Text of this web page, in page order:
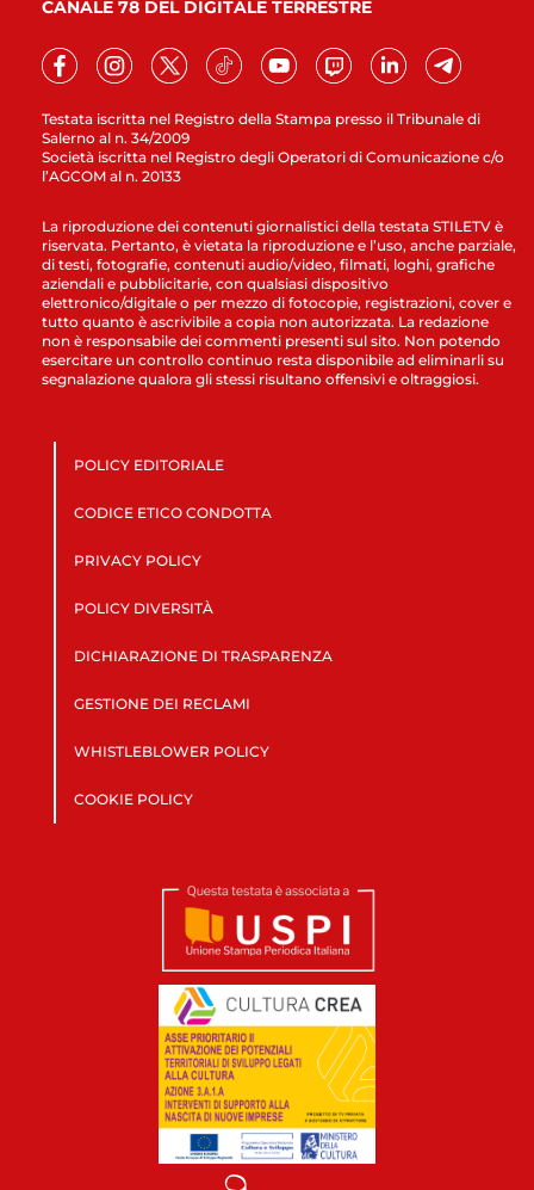
Testata iscritta nel Registro della Stampa presso il Tribunale di
Salerno al n. 34/2009
Società iscritta nel Registro degli Operatori di Comunicazione c/o
l’AGCOM al n. 20133
CANALE 78 DEL DIGITALE TERRESTRE
La riproduzione dei contenuti giornalistici della testata STILETV è
riservata. Pertanto, è vietata la riproduzione e l’uso, anche parziale,
di testi, fotografie, contenuti audio/video, filmati, loghi, grafiche
aziendali e pubblicitarie, con qualsiasi dispositivo
elettronico/digitale o per mezzo di fotocopie, registrazioni, cover e
tutto quanto è ascrivibile a copia non autorizzata. La redazione
non è responsabile dei commenti presenti sul sito. Non potendo
esercitare un controllo continuo resta disponibile ad eliminarli su
segnalazione qualora gli stessi risultano offensivi e oltraggiosi.
POLICY EDITORIALE
CODICE ETICO CONDOTTA
PRIVACY POLICY
POLICY DIVERSITÀ
DICHIARAZIONE DI TRASPARENZA
GESTIONE DEI RECLAMI
WHISTLEBLOWER POLICY
COOKIE POLICY